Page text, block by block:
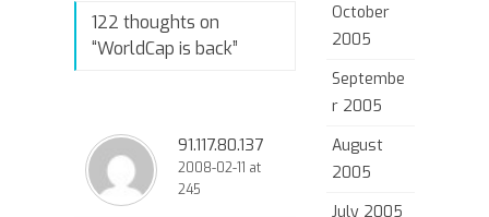
122 thoughts on
“WorldCap is back”
91.117.80.137
2008-02-11 at
245
October
2005
Septembe
r 2005
August
2005
July 2005